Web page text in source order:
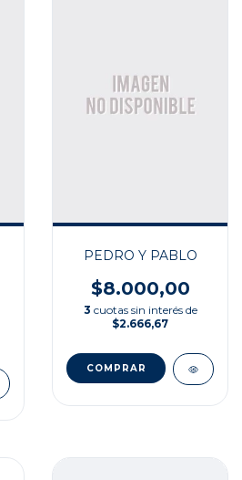
PEDRO Y PABLO
$8.000,00
3 cuotas sin interés de
$2.666,67